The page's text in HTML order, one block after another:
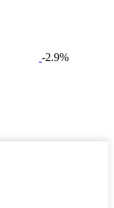
-2.9%